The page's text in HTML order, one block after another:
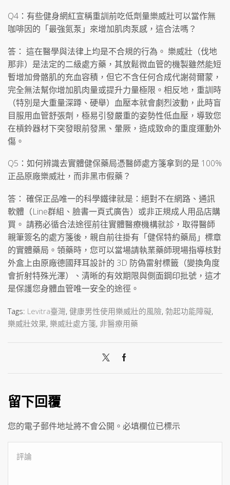
Q4：有些健身網紅宣稱重訓前吃低劑量樂威壯可以當作無
咖啡因的「最強氮泵」來增加肌肉泵感，這合法嗎？
答： 這在醫學與法律上均是不合規的行為。 樂威壯（伐地
那非）是法定的二級處方藥，其放鬆微血管的機製雖然能短
暫增加骨骼肌的充血容積，但它不含任何合成代謝荷爾蒙，
完全無法幫你增加肌肉量或提升力量極限。相反地，重訓時
（特別是大重量深蹲、硬舉）血壓本就會劇烈波動，此時盲
目服用血管舒張劑，極易引發嚴重的姿勢性低血壓，導致您
在槓鈴器材下突發眼前發黑、暈厥，造成致命的重度運動外
傷。
Q5：如何辨識去實體健保藥局憑醫師處方箋拿到的是 100%
正品原廠樂威壯，而非黑市假藥？
答： 確保正品唯一的科學鐵律就是：絕對不在網路、通訊
軟體（Line群組、臉書一頁式廣告）或非正規成人用品店購
買。 請務必循合法途徑前往實體醫療機構就診，取得醫師
親筆簽名的處方箋後，親自前往掛有「健保特約藥局」標章
的實體藥局。領藥時，您可以當場請執業藥師現場指導核對
外盒上由原廠德國拜耳設計的 3D 防偽雷射標籤（變換角度
會折射特殊光澤）、清晰的有效期限與側面鋼印批號，這才
是保護您身體血管唯一安全的途徑。
Tags: Levitra臺灣, 健康男性使用樂威壯的風險, 勃起功能障礙,
樂威壯效果, 樂威壯處方箋, 非醫療用藥
留下回覆
您的電子郵件地址將不會公開。必填欄位已標示